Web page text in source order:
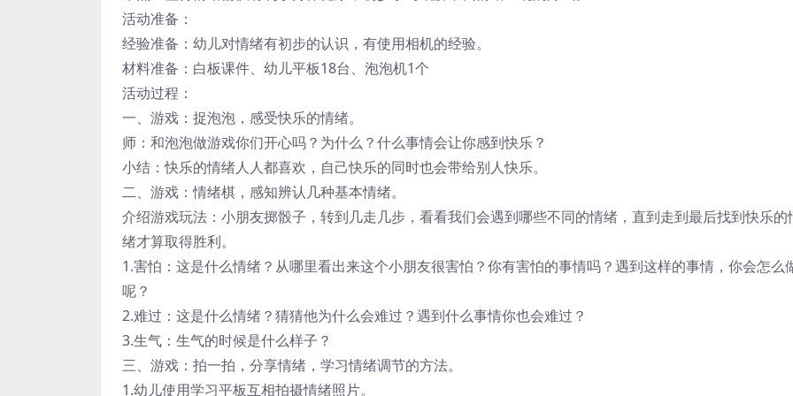
活动准备：
经验准备：幼儿对情绪有初步的认识，有使用相机的经验。
材料准备：白板课件、幼儿平板18台、泡泡机1个
活动过程：
一、游戏：捉泡泡，感受快乐的情绪。
师：和泡泡做游戏你们开心吗？为什么？什么事情会让你感到快乐？
小结：快乐的情绪人人都喜欢，自己快乐的同时也会带给别人快乐。
二、游戏：情绪棋，感知辨认几种基本情绪。
介绍游戏玩法：小朋友掷骰子，转到几走几步，看看我们会遇到哪些不同的情绪，直到走到最后找到快乐的
绪才算取得胜利。
1.害怕：这是什么情绪？从哪里看出来这个小朋友很害怕？你有害怕的事情吗？遇到这样的事情，你会怎么
呢？
2.难过：这是什么情绪？猜猜他为什么会难过？遇到什么事情你也会难过？
3.生气：生气的时候是什么样子？
三、游戏：拍一拍，分享情绪，学习情绪调节的方法。
1.幼儿使用学习平板互相拍摄情绪照片。